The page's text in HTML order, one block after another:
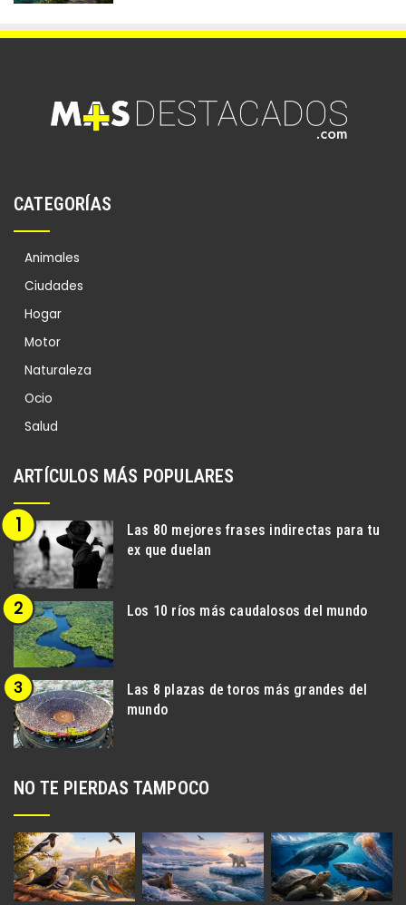
CATEGORÍAS
Animales
Ciudades
Hogar
Motor
Naturaleza
Ocio
Salud
ARTÍCULOS MÁS POPULARES
Las 80 mejores frases indirectas para tu
ex que duelan
Los 10 ríos más caudalosos del mundo
Las 8 plazas de toros más grandes del
mundo
NO TE PIERDAS TAMPOCO